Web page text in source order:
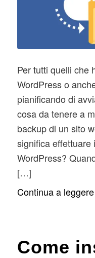
Per tutti quelli che
WordPress o
pianificando di
cosa da tenere a
backup di un sito
significa effettuare
WordPress?
[…]
Continua a leggere
Come